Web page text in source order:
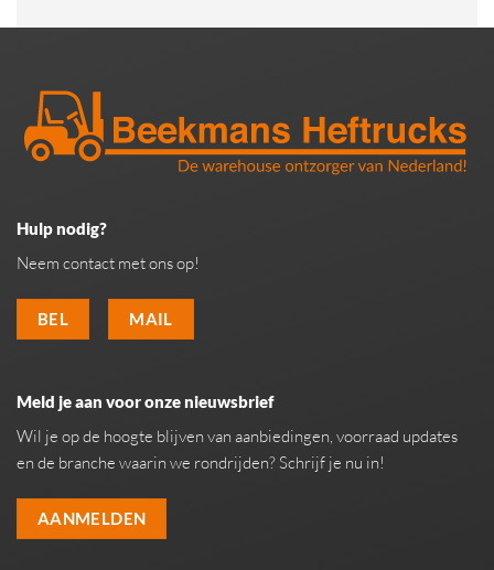
Hulp nodig?
Neem contact met ons op!
BEL MAIL
Meld je aan voor onze nieuwsbrief
Wil je op de hoogte blijven van aanbiedingen, voorraad updates
en de branche waarin we rondrijden? Schrijf je nu in!
AANMELDEN